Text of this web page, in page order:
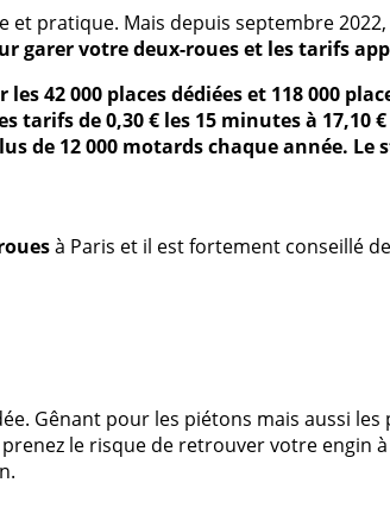
et pratique. Mais depuis septembre 2022,
garer votre deux-roues et les tarifs
42 000 places dédiées et 118 000
de 0,30 € les 15 minutes à 17,10
de 12 000 motards chaque année.
à Paris et il est fortement conseillé
Gênant pour les piétons mais aussi
prenez le risque de retrouver votre engin